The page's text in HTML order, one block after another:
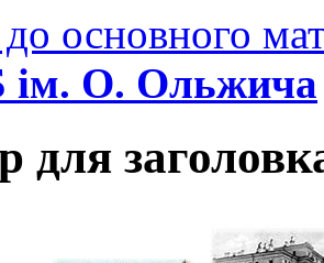
основного
О. Ольжича
для